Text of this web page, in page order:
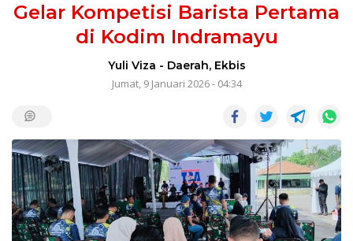
Gelar Kompetisi Barista Pertama
di Kodim Indramayu
Yuli Viza - Daerah, Ekbis
Jumat, 9 Januari 2026 - 04:34